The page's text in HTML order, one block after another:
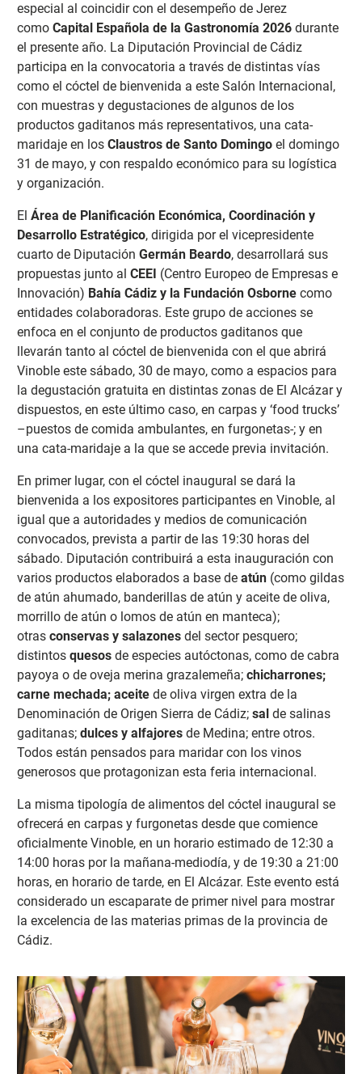
especial al coincidir con el desempeño de Jerez
como Capital Española de la Gastronomía 2026durante
el presente año. La Diputación Provincial de Cádiz
participa en la convocatoria a través de distintas vías
como el cóctel de bienvenida a este Salón Internacional,
con muestras y degustaciones de algunos de los
productos gaditanos más representativos, una cata-
maridaje en los Claustros de Santo Domingoel domingo
31 de mayo, y con respaldo económico para su logística
y organización.
El Área de Planificación Económica, Coordinación y
Desarrollo Estratégico, dirigida por el vicepresidente
cuarto de Diputación Germán Beardo, desarrollará sus
propuestas junto al CEEI (Centro Europeo de Empresas e
Innovación) Bahía Cádiz y la Fundación Osbornecomo
entidades colaboradoras. Este grupo de acciones se
enfoca en el conjunto de productos gaditanos que
llevarán tanto al cóctel de bienvenida con el que abrirá
Vinoble este sábado, 30 de mayo, como a espacios para
la degustación gratuita en distintas zonas de El Alcázar y
dispuestos, en este último caso, en carpas y ‘food trucks’
–puestos de comida ambulantes, en furgonetas-; y en
una cata-maridaje a la que se accede previa invitación.
En primer lugar, con el cóctel inaugural se dará la
bienvenida a los expositores participantes en Vinoble, al
igual que a autoridades y medios de comunicación
convocados, prevista a partir de las 19:30 horas del
sábado. Diputación contribuirá a esta inauguración con
varios productos elaborados a base de atún(como gildas
de atún ahumado, banderillas de atún y aceite de oliva,
morrillo de atún o lomos de atún en manteca);
otras conservas y salazonesdel sector pesquero;
distintos quesosde especies autóctonas, como de cabra
payoya o de oveja merina grazalemeña; chicharrones;
carne mechada; aceitede oliva virgen extra de la
Denominación de Origen Sierra de Cádiz; salde salinas
gaditanas; dulces y alfajoresde Medina; entre otros.
Todos están pensados para maridar con los vinos
generosos que protagonizan esta feria internacional.
La misma tipología de alimentos del cóctel inaugural se
ofrecerá en carpas y furgonetas desde que comience
oficialmente Vinoble, en un horario estimado de 12:30 a
14:00 horas por la mañana-mediodía, y de 19:30 a 21:00
horas, en horario de tarde, en El Alcázar. Este evento está
considerado un escaparate de primer nivel para mostrar
la excelencia de las materias primas de la provincia de
Cádiz.